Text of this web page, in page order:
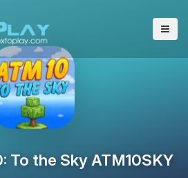
To the Sky ATM10SKY